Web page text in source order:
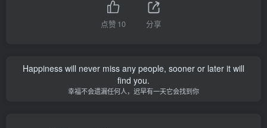
点赞 10 分享
Happiness will never miss any people, sooner or later it will
find you.
幸福不会遗漏任何人，迟早有一天它会找到你